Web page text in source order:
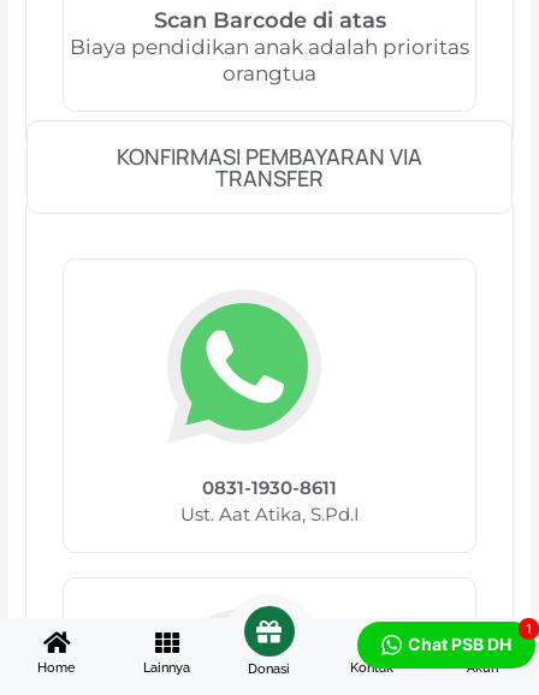
Scan Barcode di atas
Biaya pendidikan anak adalah prioritas
orangtua
KONFIRMASI PEMBAYARAN VIA
TRANSFER
0831-1930-8611
Ust. Aat Atika, S.Pd.I
Home Lainnya Donasi Kontak Akun
Chat PSB DH
1